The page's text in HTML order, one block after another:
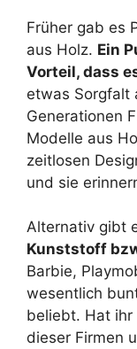
Früher gab es
aus Holz. Ein
Vorteil, dass
etwas Sorgfalt
Generationen
Modelle aus
zeitlosen
und sie
Alternativ gibt
Kunststoff
Barbie,
wesentlich
beliebt. Hat ihr
dieser Firmen